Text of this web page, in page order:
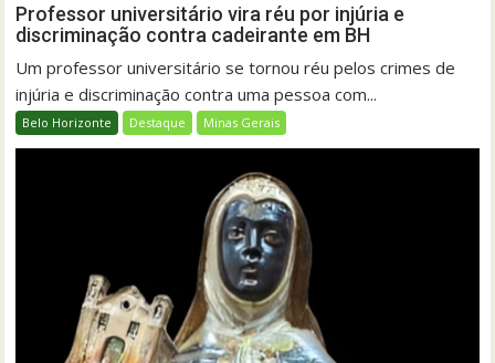
Professor universitário vira réu por injúria e
discriminação contra cadeirante em BH
Um professor universitário se tornou réu pelos crimes de
injúria e discriminação contra uma pessoa com...
Belo Horizonte Destaque Minas Gerais